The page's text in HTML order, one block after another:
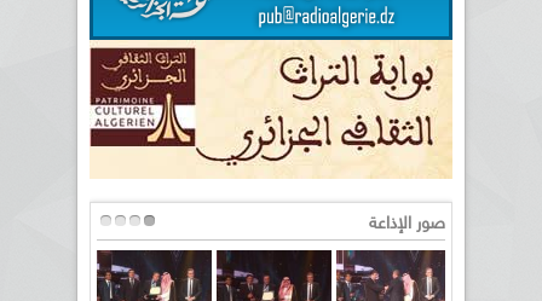
صور الإذاعة